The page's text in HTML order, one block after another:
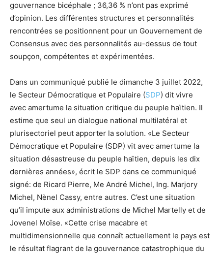
gouvernance bicéphale ; 36,36 % n’ont pas exprimé
d’opinion. Les différentes structures et personnalités
rencontrées se positionnent pour un Gouvernement de
Consensus avec des personnalités au-dessus de tout
soupçon, compétentes et expérimentées.
Dans un communiqué publié le dimanche 3 juillet 2022,
le Secteur Démocratique et Populaire (SDP) dit vivre
avec amertume la situation critique du peuple haïtien. Il
estime que seul un dialogue national multilatéral et
plurisectoriel peut apporter la solution. «Le Secteur
Démocratique et Populaire (SDP) vit avec amertume la
situation désastreuse du peuple haïtien, depuis les dix
dernières années», écrit le SDP dans ce communiqué
signé: de Ricard Pierre, Me André Michel, Ing. Marjory
Michel, Nènel Cassy, entre autres. C’est une situation
qu’il impute aux administrations de Michel Martelly et de
Jovenel Moïse. «Cette crise macabre et
multidimensionnelle que connaît actuellement le pays est
le résultat flagrant de la gouvernance catastrophique du